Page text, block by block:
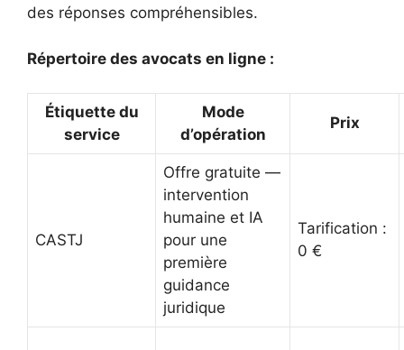
des réponses compréhensibles.
Répertoire des avocats en ligne :
Étiquette du
service
Mode
d’opération
Prix
CASTJ
Offre gratuite —
intervention
humaine et IA
pour une
première
guidance
juridique
Tarification :
0 €